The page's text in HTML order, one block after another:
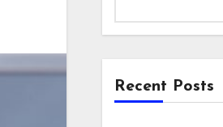
Recent Posts